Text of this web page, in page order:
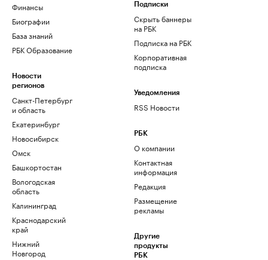
Финансы
Биографии
База знаний
РБК Образование
Новости
регионов
Санкт-Петербург
и область
Екатеринбург
Новосибирск
Омск
Башкортостан
Вологодская
область
Калининград
Краснодарский
край
Нижний
Новгород
Подписки
Скрыть баннеры
на РБК
Подписка на РБК
Корпоративная
подписка
Уведомления
RSS Новости
РБК
О компании
Контактная
информация
Редакция
Размещение
рекламы
Другие
продукты
РБК